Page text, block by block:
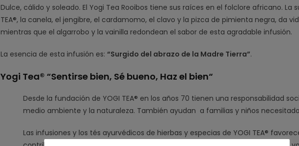
Dulce, cálido y soleado. El Yogi Tea Rooibos tiene sus raíces en el folclore africano. La
TEA®, la canela, el jengibre, el cardamomo, el clavo y la pizca de pimienta negra, da
mientras que el algarrobo y la vainilla redondean el sabor de esta agradable infusión.
La esencia de esta infusión es: “Surgido del abrazo de la Madre Tierra”.
Yogi Tea® “Sentirse bien, Sé bueno, Haz el bien“
Desde la fundación de YOGI TEA® en los años 70 tienen una responsabilidad
medio ambiente y la naturaleza. También ayudan a familias y niños
Las infusiones y los tés ayurvédicos de hierbas y especias de YOGI TEA®